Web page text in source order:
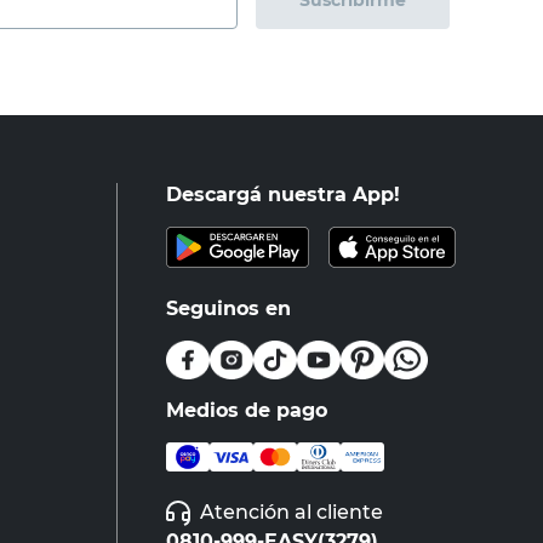
Descargá nuestra App!
Seguinos en
Medios de pago
Atención al cliente